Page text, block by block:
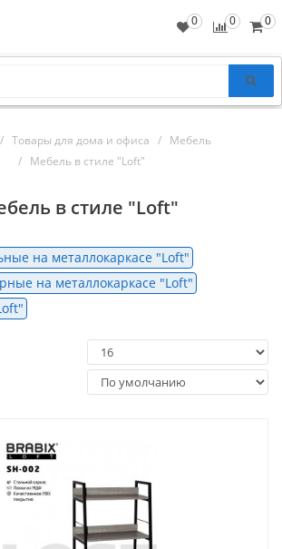
0
0
0
Товары для дома и офиса
Мебель
Мебель в стиле "Loft"
в стиле "Loft"
на металлокаркасе "Loft"
на металлокаркасе "Loft"